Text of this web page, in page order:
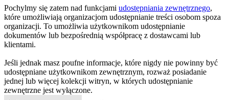
Pochylmy się zatem nad funkcjami udostępniania zewnętrznego,
które umożliwiają organizacjom udostępnianie treści osobom spoza
organizacji. To umożliwia użytkownikom udostępnianie
dokumentów lub bezpośrednią współpracę z dostawcami lub
klientami.
Jeśli jednak masz poufne informacje, które nigdy nie powinny być
udostępniane użytkownikom zewnętrznym, rozważ posiadanie
jednej lub więcej kolekcji witryn, w których udostępnianie
zewnętrzne jest wyłączone.